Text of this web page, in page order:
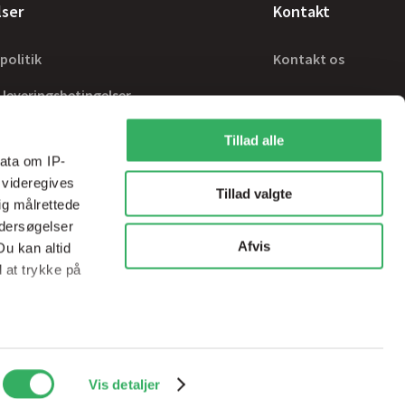
om IP-
målrettede
kan altid
at trykke på
medier og
vores
Vis detaljer
Tillad alle
Tillad valgte
Afvis
leveringsbetingelser
Kontakt
Kontakt os
dk.com